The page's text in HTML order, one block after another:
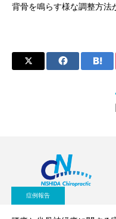
背骨を鳴らす様な調整方法
症例報告